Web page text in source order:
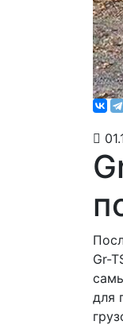
Gr-
для